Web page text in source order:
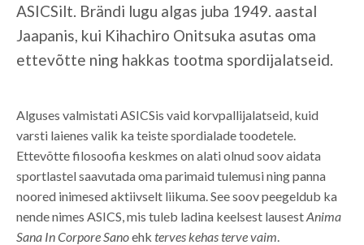
ASICSilt. Brändi lugu algas juba 1949. aastal
Jaapanis, kui Kihachiro Onitsuka asutas oma
ettevõtte ning hakkas tootma spordijalatseid.
Alguses valmistati ASICSis vaid korvpallijalatseid, kuid
varsti laienes valik ka teiste spordialade toodetele.
Ettevõtte filosoofia keskmes on alati olnud soov aidata
sportlastel saavutada oma parimaid tulemusi ning panna
noored inimesed aktiivselt liikuma. See soov peegeldub ka
nende nimes ASICS, mis tuleb ladina keelsest lausestAnima
Sana In Corpore Sanoehk terves kehas terve vaim.